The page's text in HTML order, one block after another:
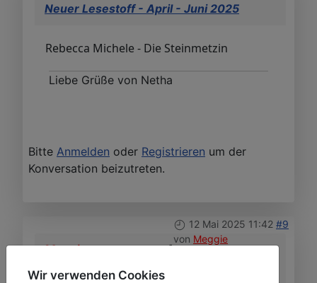
Neuer Lesestoff - April - Juni 2025
Rebecca Michele - Die Steinmetzin
Liebe Grüße von Netha
Bitte Anmelden oder Registrieren um der
Konversation beizutreten.
12 Mai 2025 11:42 #9
von Meggie
Meggieantwortete auf
Wir verwenden Cookies